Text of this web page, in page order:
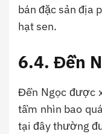
bán đặc sản địa
hạt sen.
6.4. Đền
Đền Ngọc được
tầm nhìn bao
tại đây thường